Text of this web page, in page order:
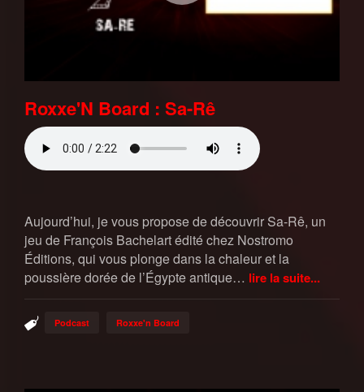
Roxxe'N Board : Sa-Rê
Aujourd’hui, je vous propose de découvrir Sa-Rê, un
jeu de François Bachelart édité chez Nostromo
Éditions, qui vous plonge dans la chaleur et la
poussière dorée de l’Égypte antique… lire la suite...
Podcast Roxxe'n Board